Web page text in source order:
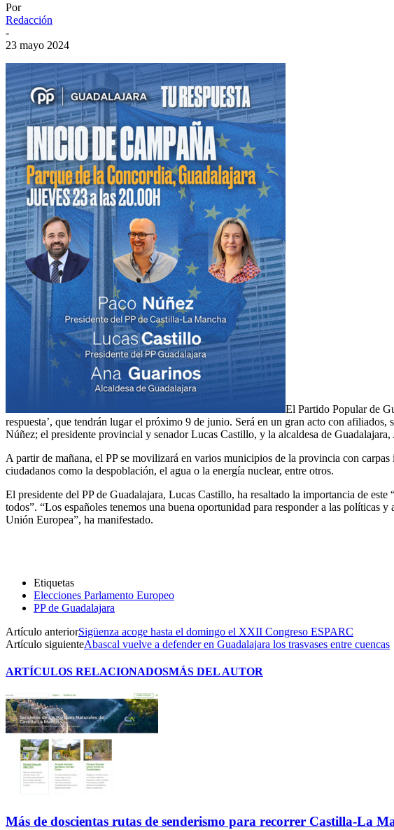
Por
Redacción
-
23 mayo 2024
El Partido Popular de
respuesta’, que tendrán lugar el próximo 9 de junio. Será en un gran acto con
Núñez; el presidente provincial y senador Lucas Castillo, y la alcaldesa de
A partir de mañana, el PP se movilizará en varios municipios de la provincia con
ciudadanos como la despoblación, el agua o la energía nuclear, entre otros.
El presidente del PP de Guadalajara, Lucas Castillo, ha resaltado la importancia de
todos”. “Los españoles tenemos una buena oportunidad para responder a las políticas
Unión Europea”, ha manifestado.
Etiquetas
Elecciones Parlamento Europeo
PP de Guadalajara
Artículo anteriorSigüenza acoge hasta el domingo el XXII Congreso ESPARC
Artículo siguienteAbascal vuelve a defender en Guadalajara los trasvases entre cuencas
ARTÍCULOS RELACIONADOSMÁS DEL AUTOR
Más de doscientas rutas de senderismo para recorrer Castilla-La